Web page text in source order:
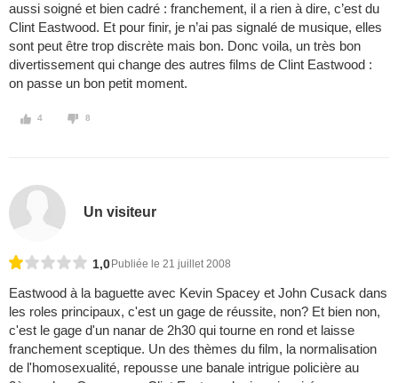
aussi soigné et bien cadré : franchement, il a rien à dire, c’est du
Clint Eastwood. Et pour finir, je n’ai pas signalé de musique, elles
sont peut être trop discrète mais bon. Donc voila, un très bon
divertissement qui change des autres films de Clint Eastwood :
on passe un bon petit moment.
4 8
Un visiteur
1,0 Publiée le 21 juillet 2008
Eastwood à la baguette avec Kevin Spacey et John Cusack dans
les roles principaux, c'est un gage de réussite, non? Et bien non,
c'est le gage d'un nanar de 2h30 qui tourne en rond et laisse
franchement sceptique. Un des thèmes du film, la normalisation
de l'homosexualité, repousse une banale intrigue policière au